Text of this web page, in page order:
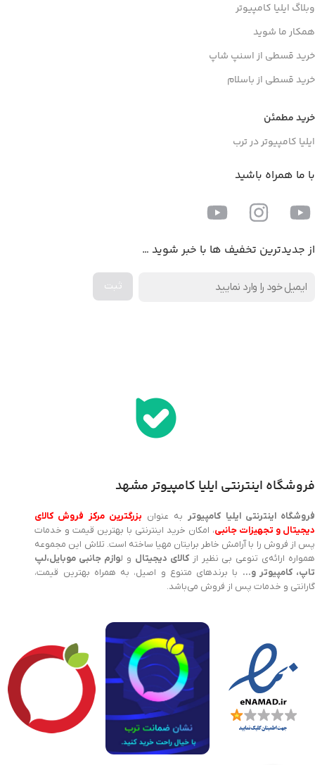
وبلاگ ایلیا کامپیوتر
همکار ما شوید
خرید قسطی از اسنپ شاپ
خرید قسطی از باسلام
خرید مطمئن
ایلیا کامپیوتر در ترب
با ما همراه باشید
از جدیدترین تخفیف ها با خبر شوید …
فروشگاه اینترنتی ایلیا کامپیوتر مشهد
فروشگاه اینترنتی ایلیا کامپیوتر به عنوان بزرگترین مرکز فروش کالای
دیجیتال و تجهیزات جانبی، امکان خرید اینترنتی با بهترین قیمت و خدمات
پس از فروش را با آرامش خاطر برایتان مهیا ساخته است. تلاش این مجموعه
همواره ارائه‌ی تنوعی بی نظیر ازکالای دیجیتال و لوازم جانبی موبایل،لپ
تاپ، کامپیوتر و… با برندهای متنوع و اصیل، به همراه بهترین قیمت،
گارانتی و خدمات پس از فروش می‌باشد.